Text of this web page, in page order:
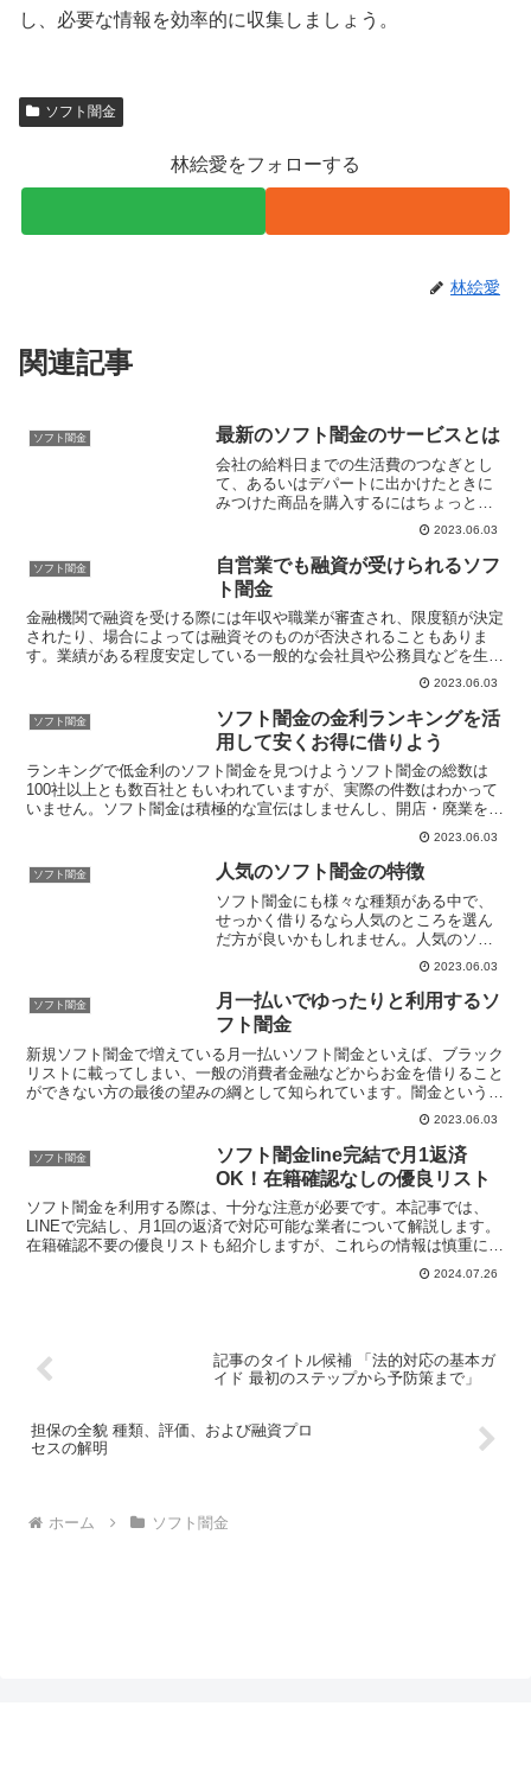
し、必要な情報を効率的に収集しましょう。
ソフト闇金
林絵愛をフォローする
林絵愛
関連記事
ソフト闇金 最新のソフト闇金のサービスとは
会社の給料日までの生活費のつなぎとし
て、あるいはデパートに出かけたときに
みつけた商品を購入するにはちょっとし
たお金が足りないときなどに、いつでも
気軽にお金が借りられるあてがあればた
いへん便利です。以前であればお金が借
りられる場所といえば地域...
2023.06.03
ソフト闇金
自営業でも融資が受けられるソフ
ト闇金
金融機関で融資を受ける際には年収や職業が審査され、限度額が決定
されたり、場合によっては融資そのものが否決されることもありま
す。業績がある程度安定している一般的な会社員や公務員などを生業
にしている方はほぼ問題ありませんが、その一方で金融機関に...2023.06.03
ソフト闇金
ソフト闇金の金利ランキングを活
用して安くお得に借りよう
ランキングで低金利のソフト闇金を見つけようソフト闇金の総数は
100社以上とも数百社ともいわれていますが、実際の件数はわかって
いません。ソフト闇金は積極的な宣伝はしませんし、開店・廃業を繰
り返しているので総数が変動しているのです。そのため以前...2023.06.03
ソフト闇金 人気のソフト闇金の特徴
ソフト闇金にも様々な種類がある中で、
せっかく借りるなら人気のところを選ん
だ方が良いかもしれません。人気のソフ
ト闇金の紹介をすると1つは実績があると
ころです。実績があるところは、お金を
始めて借りる人でも借りやすいため新規
顧客が増えやすい傾向に...
2023.06.03
ソフト闇金
月一払いでゆったりと利用するソ
フト闇金
新規ソフト闇金で増えている月一払いソフト闇金といえば、ブラック
リストに載ってしまい、一般の消費者金融などからお金を借りること
ができない方の最後の望みの綱として知られています。闇金という
と、あまり良いイメージがありませんが、ソフト闇金は暴力的...2023.06.03
ソフト闇金
ソフト闇金line完結で月1返済
OK！在籍確認なしの優良リスト
ソフト闇金を利用する際は、十分な注意が必要です。本記事では、
LINEで完結し、月1回の返済で対応可能な業者について解説します。
在籍確認不要の優良リストも紹介しますが、これらの情報は慎重に扱
うべきでしょう。近年、経済的困難に直面する人が増加し...2024.07.26
記事のタイトル候補 「法的対応の基本ガ
イド 最初のステップから予防策まで」
担保の全貌 種類、評価、および融資プロ
セスの解明
ホーム ソフト闇金